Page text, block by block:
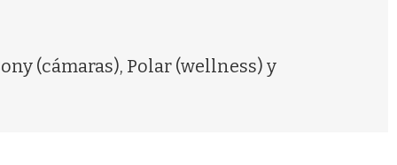
(cámaras), Polar (wellness) y